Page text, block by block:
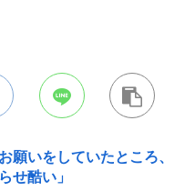
願いをしていたところ、
せ酷い」